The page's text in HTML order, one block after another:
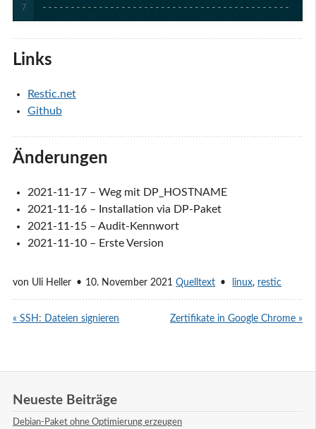
7
Links
Restic.net
Github
Änderungen
2021-11-17 – Weg mit DP_HOSTNAME
2021-11-16 – Installation via DP-Paket
2021-11-15 – Audit-Kennwort
2021-11-10 – Erste Version
von Uli Heller 10. November 2021 Quelltext linux, restic
« SSH: Dateien signieren Zertifikate in Google Chrome »
Neueste Beiträge
Debian-Paket ohne Optimierung erzeugen